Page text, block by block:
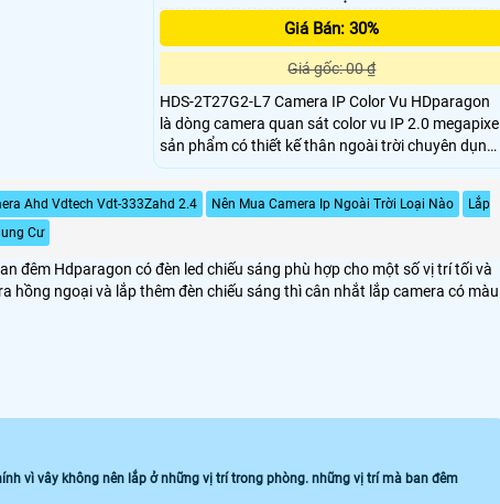
Giá Bán: 30%
Giá gốc: 00 ₫
HDS-2T27G2-L7 Camera IP Color Vu HDparagon
là dòng camera quan sát color vu IP 2.0
sản phẩm có thiết kế thân ngoài trời chuyên dụng
cho ngoài trời chắc chắn. Camera sữ dụng cảm
biến hình ảnh 1/1. 8 inch Progressive Scan CMOS
Ahd Vdtech Vdt-333Zahd 2.4 Nên Mua Camera Ip Ngoài Trời Loại Nào
Lắp
Cư
đêm Hdparagon có đèn led chiếu sáng phù hợp cho một số vị trí tối và
hồng ngoại và lắp thêm đèn chiếu sáng thì cân nhắt lắp camera có màu
vì vây không nên lắp ở những vị trí trong phòng. những vị trí mà ban đêm